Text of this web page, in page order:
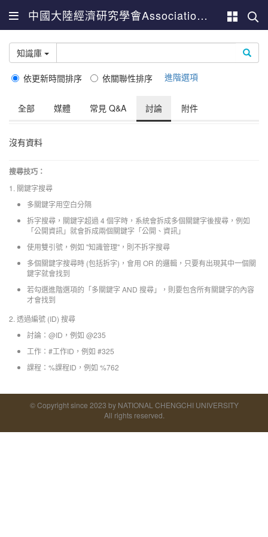
中國大陸經濟研究學會Association for China Economic Studies
知識庫
依更新時間排序 依關聯性排序 進階選項
全部 媒體 常見 Q&A 討論 附件
沒有資料
搜尋技巧：
1. 關鍵字搜尋
多關鍵字用空白分隔
拆字搜尋，關鍵字超過 4 個字時，系統會拆成多個關鍵字後搜尋，例如
「公開資訊」就會拆成兩個關鍵字「公開、資訊」
使用雙引號，例如 "知識管理"，則不拆字搜尋
多個關鍵字搜尋時 (包括拆字)，會用 OR 的邏輯，只要有出現其中一個關
鍵字就會找到
若勾選進階選項的「多關鍵字 AND 搜尋」，則要包含所有關鍵字的內容
才會找到
2. 透過編號 (ID) 搜尋
討論：@ID，例如 @235
工作：#工作ID，例如 #325
課程：%課程ID，例如 %762
© Copyright since 2023 by NATIONAL CHENGCHI UNIVERSITY
All rights reserved.